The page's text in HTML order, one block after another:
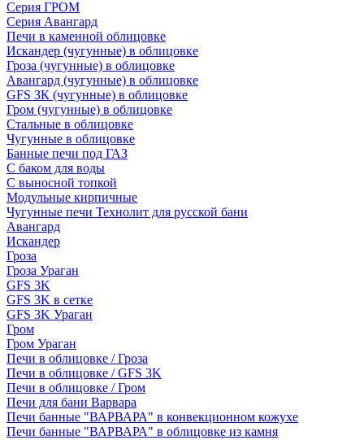
Серия ГРОМ
Серия Авангард
Печи в каменной облицовке
Искандер (чугунные) в облицовке
Гроза (чугунные) в облицовке
Авангард (чугунные) в облицовке
GFS ЗК (чугунные) в облицовке
Гром (чугунные) в облицовке
Стальные в облицовке
Чугунные в облицовке
Банные печи под ГАЗ
С баком для воды
С выносной топкой
Модульные кирпичные
Чугунные печи Технолит для русской бани
Авангард
Искандер
Гроза
Гроза Ураган
GFS 3K
GFS 3K в сетке
GFS 3K Ураган
Гром
Гром Ураган
Печи в облицовке / Гроза
Печи в облицовке / GFS 3K
Печи в облицовке / Гром
Печи для бани Варвара
Печи банные "ВАРВАРА" в конвекционном кожухе
Печи банные "ВАРВАРА" в облицовке из камня